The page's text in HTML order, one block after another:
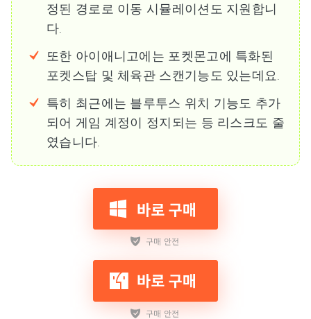
정된 경로로 이동 시뮬레이션도 지원합니
다.
또한 아이애니고에는 포켓몬고에 특화된
포켓스탑 및 체육관 스캔기능도 있는데요.
특히 최근에는 블루투스 위치 기능도 추가
되어 게임 계정이 정지되는 등 리스크도 줄
였습니다.